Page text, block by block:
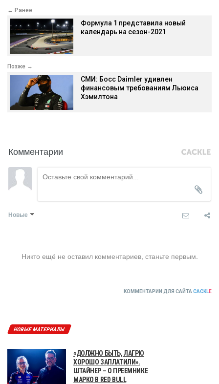
← Ранее
Формула 1 представила новый
календарь на сезон-2021
Позже →
СМИ: Босс Daimler удивлен
финансовым требованиям Льюиса
Хэмилтона
Комментарии
Новые
Никто ещё не оставил комментариев, станьте первым.
КОММЕНТАРИИ ДЛЯ САЙТА CACKLE
НОВЫЕ МАТЕРИАЛЫ
«ДОЛЖНО БЫТЬ, ЛАГРЮ
ХОРОШО ЗАПЛАТИЛИ».
ШТАЙНЕР – О ПРЕЕМНИКЕ
МАРКО В RED BULL